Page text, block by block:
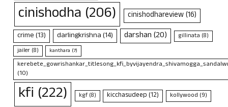
cinishodha (206) cinishodhareview(16)
crime(13) darlingkrishna(14) darshan(20) gillinata (8)
jailer (8) kanthara (7)
(10)
kfi (222) kgf(8) kicchasudeep(12) kollywood (9)